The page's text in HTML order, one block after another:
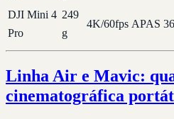
DJI Mini 4
Pro
249
g
4K/60fps APAS
Linha Air e Mavic:
cinematográfica